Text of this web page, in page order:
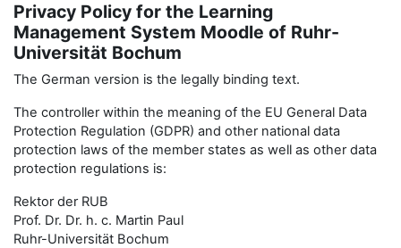
Privacy Policy for the Learning
Management System Moodle of Ruhr-
Universität Bochum
The German version is the legally binding text.
The controller within the meaning of the EU General Data
Protection Regulation (GDPR) and other national data
protection laws of the member states as well as other data
protection regulations is:
Rektor der RUB
Prof. Dr. Dr. h. c. Martin Paul
Ruhr-Universität Bochum